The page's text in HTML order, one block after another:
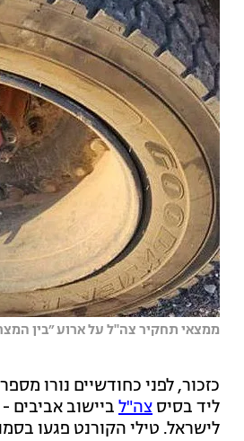
ממצאי תחקיר צה''ל על ארוע ״בין
כזכור, לפני כחודשיים נורו
ליד בסיס צה"ל ביישוב אביבים
לישראל. טילי הקורנט פגעו